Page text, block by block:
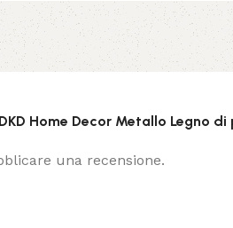
Home Decor Metallo Legno di
una recensione.